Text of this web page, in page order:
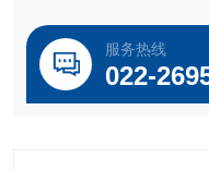
服务热线
022-